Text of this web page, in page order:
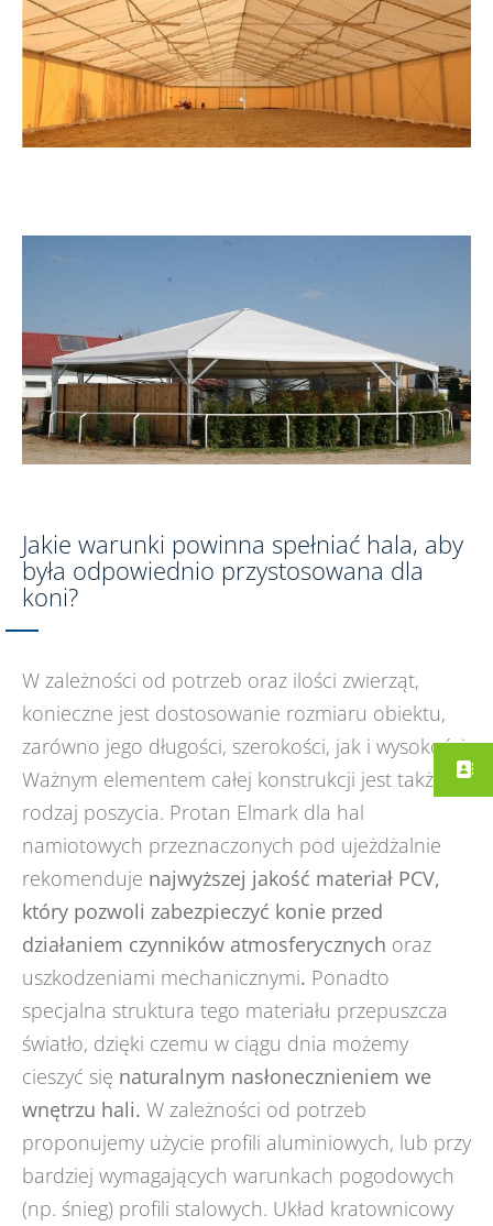
Jakie warunki powinna spełniać hala, aby
była odpowiednio przystosowana dla
koni?
W zależności od potrzeb oraz ilości zwierząt,
konieczne jest dostosowanie rozmiaru obiektu,
zarówno jego długości, szerokości, jak i wysokości.
Ważnym elementem całej konstrukcji jest także
rodzaj poszycia. Protan Elmark dla hal
namiotowych przeznaczonych pod ujeżdżalnie
rekomenduje najwyższej jakość materiał PCV,
który pozwoli zabezpieczyć konie przed
działaniem czynników atmosferycznych oraz
uszkodzeniami mechanicznymi. Ponadto
specjalna struktura tego materiału przepuszcza
światło, dzięki czemu w ciągu dnia możemy
cieszyć się naturalnym nasłonecznieniem we
wnętrzu hali. W zależności od potrzeb
proponujemy użycie profili aluminiowych, lub przy
bardziej wymagających warunkach pogodowych
(np. śnieg) profili stalowych. Układ kratownicowy